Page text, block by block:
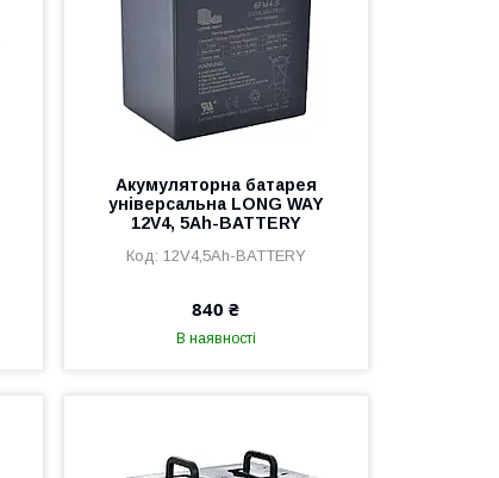
Акумуляторна батарея
універсальна LONG WAY
12V4, 5Ah-BATTERY
12V4,5Ah-BATTERY
840 ₴
В наявності